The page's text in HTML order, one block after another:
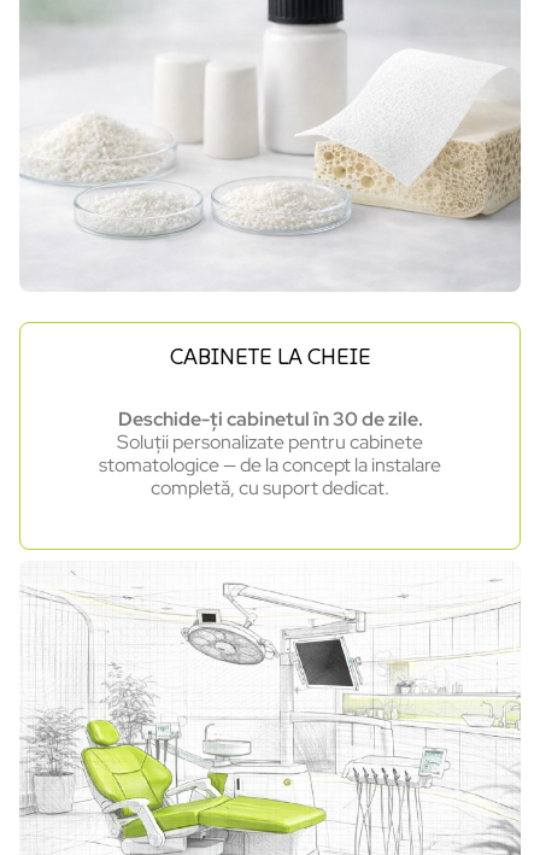
CABINETE LA CHEIE
Deschide-ți cabinetul în 30 de zile.
Soluții personalizate pentru cabinete
stomatologice — de la concept la instalare
completă, cu suport dedicat.